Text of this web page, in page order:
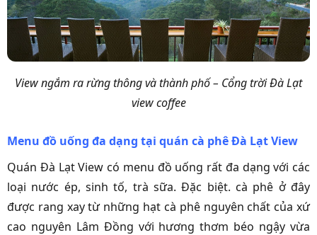
View ngắm ra rừng thông và thành phố – Cổng trời Đà Lạt
view coffee
Menu đồ uống đa dạng tại quán cà phê Đà Lạt View
Quán Đà Lạt View có menu đồ uống rất đa dạng với các
loại nước ép, sinh tố, trà sữa. Đặc biệt. cà phê ở đây
được rang xay từ những hạt cà phê nguyên chất của xứ
cao nguyên Lâm Đồng với hương thơm béo ngậy vừa